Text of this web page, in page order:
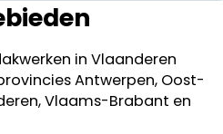
in Vlaanderen
Antwerpen, Oost-
Vlaams-Brabant en